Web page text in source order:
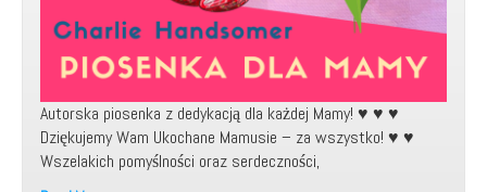
Autorska piosenka z dedykacją dla każdej Mamy! ♥️ ♥️ ♥️
Dziękujemy Wam Ukochane Mamusie – za wszystko! ♥️ ♥️
Wszelakich pomyślności oraz serdeczności,